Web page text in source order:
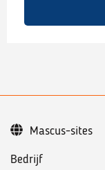
Bedrijf
Mascus-sites